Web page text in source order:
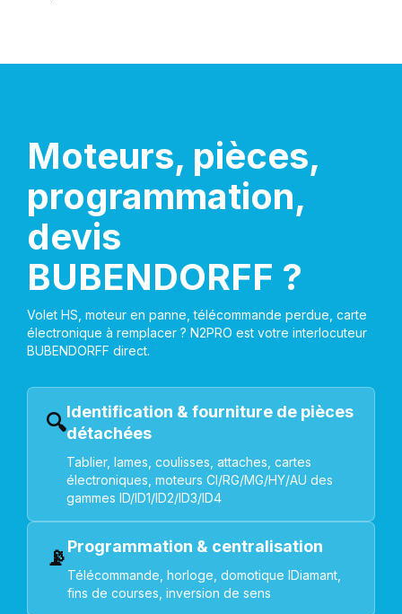
Moteurs, pièces,
programmation,
devis
BUBENDORFF ?
Volet HS, moteur en panne, télécommande perdue, carte
électronique à remplacer ? N2PRO est votre interlocuteur
BUBENDORFF direct.
🔍Identification & fourniture de pièces
détachées
Tablier, lames, coulisses, attaches, cartes
électroniques, moteurs CI/RG/MG/HY/AU des
gammes ID/ID1/ID2/ID3/ID4
📡Programmation & centralisation
Télécommande, horloge, domotique IDiamant,
fins de courses, inversion de sens